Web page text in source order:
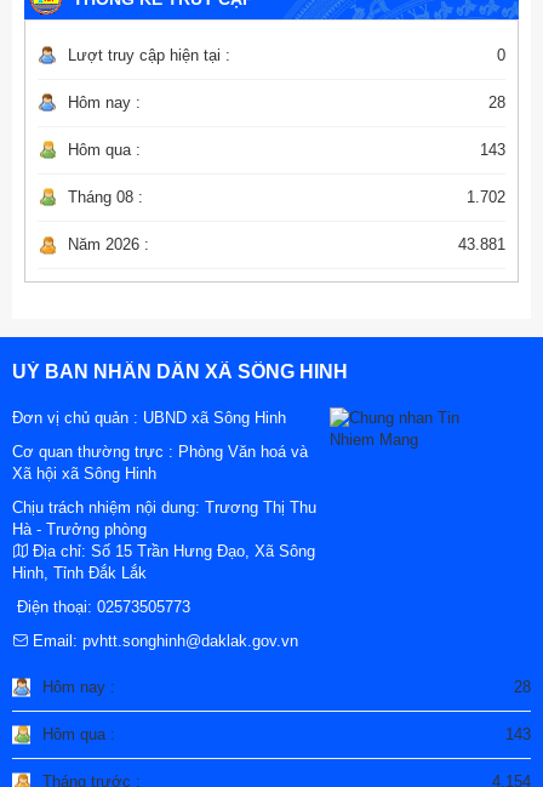
Lượt truy cập hiện tại : 0
Hôm nay : 28
Hôm qua : 143
Tháng 08 : 1.702
Năm 2026 : 43.881
UỶ BAN NHÂN DÂN XÃ SÔNG HINH
Đơn vị chủ quản : UBND xã Sông Hinh
Cơ quan thường trực : Phòng Văn hoá và
Xã hội xã Sông Hinh
Chịu trách nhiệm nội dung: Trương Thị Thu
Hà - Trưởng phòng
Địa chỉ: Số 15 Trần Hưng Đạo, Xã Sông
Hinh, Tỉnh Đắk Lắk
Điện thoại: 02573505773
Email: pvhtt.songhinh@daklak.gov.vn
Hôm nay : 28
Hôm qua : 143
Tháng trước : 4.154